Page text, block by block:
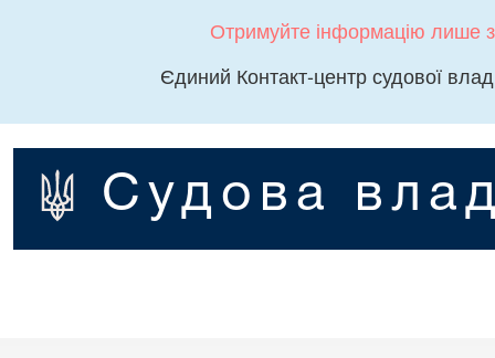
Отримуйте інформацію лише
Єдиний Контакт-центр судової
Судова